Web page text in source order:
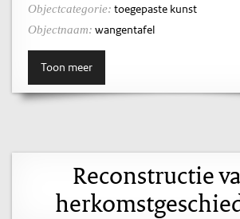
Objectcategorie: toegepaste kunst
Objectnaam: wangentafel
Toon meer
Reconstructie